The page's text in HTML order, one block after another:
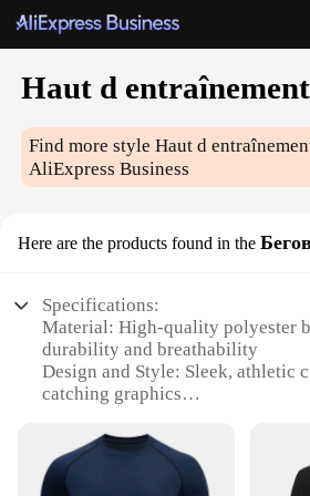
Haut d entraînement
Find more styleHaut d
AliExpress Business
Here are the products found in the
Specifications:
Material: High-quality polyester
durability and breathability
Design and Style: Sleek, athletic
catching graphics
competitions, and everyday wear
Performance and Property:
to keep you dry during intense